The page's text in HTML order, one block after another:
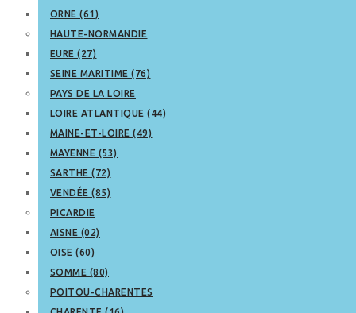
ORNE (61)
HAUTE-NORMANDIE
EURE (27)
SEINE MARITIME (76)
PAYS DE LA LOIRE
LOIRE ATLANTIQUE (44)
MAINE-ET-LOIRE (49)
MAYENNE (53)
SARTHE (72)
VENDÉE (85)
PICARDIE
AISNE (02)
OISE (60)
SOMME (80)
POITOU-CHARENTES